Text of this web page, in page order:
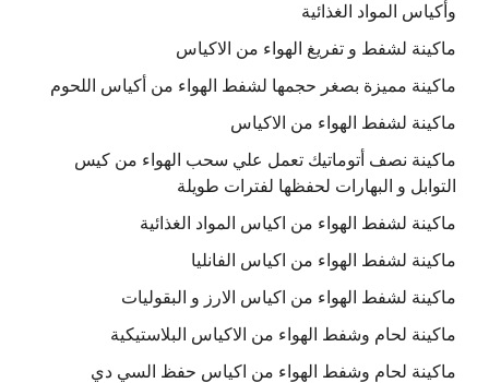
وأكياس المواد الغذائية
ماكينة لشفط و تفريغ الهواء من الاكياس
ماكينة مميزة بصغر حجمها لشفط الهواء من أكياس اللحوم
ماكينة لشفط الهواء من الاكياس
ماكينة نصف أتوماتيك تعمل علي سحب الهواء من كيس
التوابل و البهارات لحفظها لفترات طويلة
ماكينة لشفط الهواء من اكياس المواد الغذائية
ماكينة لشفط الهواء من اكياس الفانليا
ماكينة لشفط الهواء من اكياس الارز و البقوليات
ماكينة لحام وشفط الهواء من الاكياس البلاستيكية
ماكينة لحام وشفط الهواء من اكياس حفظ السي دي